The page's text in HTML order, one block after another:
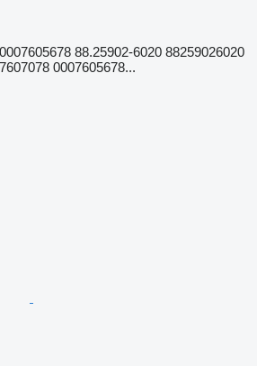
88.25902-6020 88259026020
0007605678...